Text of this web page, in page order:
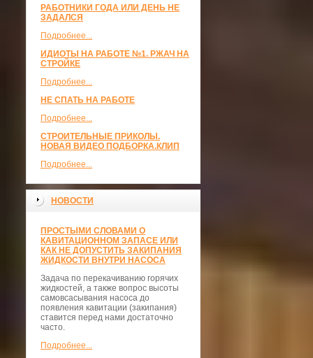
РАБОТНИКИ ГОДА ИЛИ ДЕНЬ НЕ
ЗАДАЛСЯ
Подробнее...
ИДИОТЫ НА РАБОТЕ №1. РЖАЧ НА
СТРОЙКЕ
Подробнее...
НЕ СПАТЬ НА РАБОТЕ
Подробнее...
СТРОИТЕЛЬНЫЕ ПРИКОЛЫ.
НОВАЯ ВИДЕО ПОДБОРКА.КЛИП
Подробнее...
НОВОСТИ
ПРОСТЫМИ СЛОВАМИ О
КАВИТАЦИОННОМ ЗАПАСЕ ИЛИ
КАК НЕ ДОПУСТИТЬ ЗАКИПАНИЯ
ЖИДКОСТИ ВНУТРИ НАСОСА
Задача по перекачиванию горячих
жидкостей, а также вопрос высоты
самовсасывания насоса до
появления кавитации (закипания)
ставится перед нами достаточно
часто.
Подробнее...